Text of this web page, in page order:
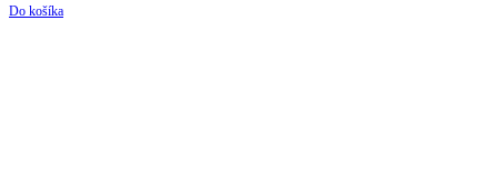
Do košíka